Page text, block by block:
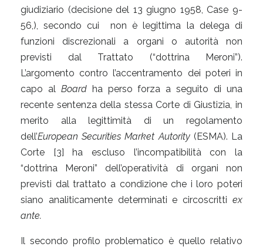
giudiziario (decisione del 13 giugno 1958, Case 9-
56,), secondo cui non è legittima la delega di
funzioni discrezionali a organi o autorità non
previsti dal Trattato (“dottrina Meroni”).
L’argomento contro l’accentramento dei poteri in
capo al Boardha perso forza a seguito di una
recente sentenza della stessa Corte di Giustizia, in
merito alla legittimità di un regolamento
dell’European Securities Market Autority(ESMA). La
Corte [3] ha escluso l’incompatibilità con la
“dottrina Meroni” dell’operatività di organi non
previsti dal trattato a condizione che i loro poteri
siano analiticamente determinati e circoscritti ex
ante.
Il secondo profilo problematico è quello relativo